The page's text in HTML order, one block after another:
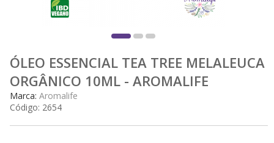
ÓLEO ESSENCIAL TEA TREE MELALEUCA
ORGÂNICO 10ML - AROMALIFE
Marca:Aromalife
Código: 2654